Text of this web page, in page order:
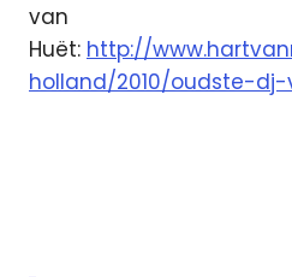
van
Huët: http://
holland/2010/oudste-